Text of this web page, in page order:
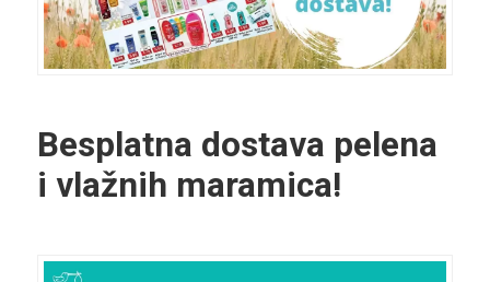
Besplatna dostava pelena
i vlažnih maramica!